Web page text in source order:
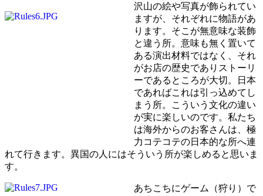
沢山の絵や写真が飾られてい
ますが、それぞれに物語があ
ります。そこが無意味な装飾
と違う所。意味も無く置いて
ある演出材料ではなく、それ
がお店の歴史でありストーリ
ーであるところが大切。日本
であればこれは引っ込めてし
まう所。こういう文化の違い
が実に楽しいのです。私たち
は海外からのお客さんは、極
力コテコテの日本的な所へ連
れて行きます。異国の人にはそういう所が楽しめると思いま
す。
あちこちにゲーム（狩り）で